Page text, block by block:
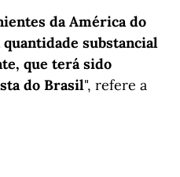
da América do
substancial
que terá sido
do Brasil", refere a